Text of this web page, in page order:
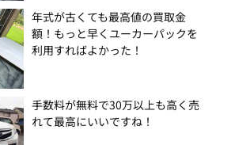
年式が古くても最高値の買取金
額！もっと早くユーカーパックを
利用すればよかった！
手数料が無料で30万以上も高く売
れて最高にいいですね！